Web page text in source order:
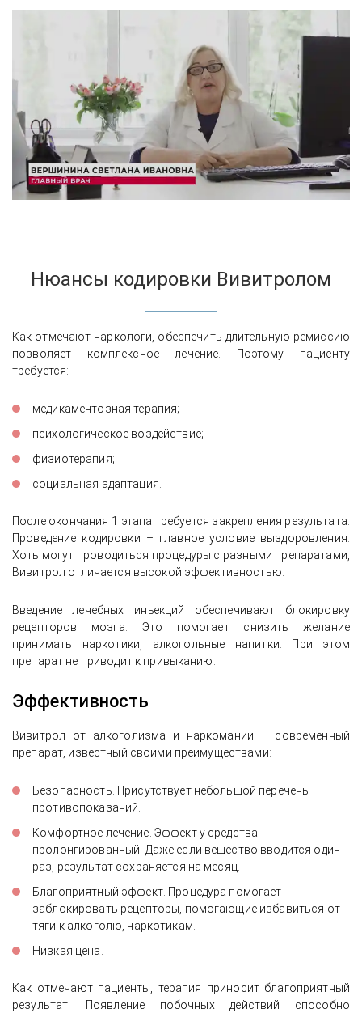
Нюансы кодировки Вивитролом
Как отмечают наркологи, обеспечить длительную ремиссию
позволяет комплексное лечение. Поэтому пациенту
требуется:
медикаментозная терапия;
психологическое воздействие;
физиотерапия;
социальная адаптация.
После окончания 1 этапа требуется закрепления результата.
Проведение кодировки – главное условие выздоровления.
Хоть могут проводиться процедуры с разными препаратами,
Вивитрол отличается высокой эффективностью.
Введение лечебных инъекций обеспечивают блокировку
рецепторов мозга. Это помогает снизить желание
принимать наркотики, алкогольные напитки. При этом
препарат не приводит к привыканию.
Эффективность
Вивитрол от алкоголизма и наркомании – современный
препарат, известный своими преимуществами:
Безопасность. Присутствует небольшой перечень
противопоказаний.
Комфортное лечение. Эффект у средства
пролонгированный. Даже если вещество вводится один
раз, результат сохраняется на месяц.
Благоприятный эффект. Процедура помогает
заблокировать рецепторы, помогающие избавиться от
тяги к алкоголю, наркотикам.
Низкая цена.
Как отмечают пациенты, терапия приносит благоприятный
результат. Появление побочных действий способно